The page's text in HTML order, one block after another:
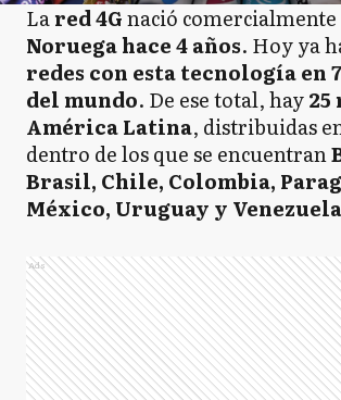
Lared 4Gnació comercialmente
Noruega hace 4 años. Hoy ya
redes con esta tecnología en
del mundo. De ese total, hay25
América Latina, distribuidas
dentro de los que se encuentran
Brasil, Chile, Colombia,
México, Uruguay y
Ads